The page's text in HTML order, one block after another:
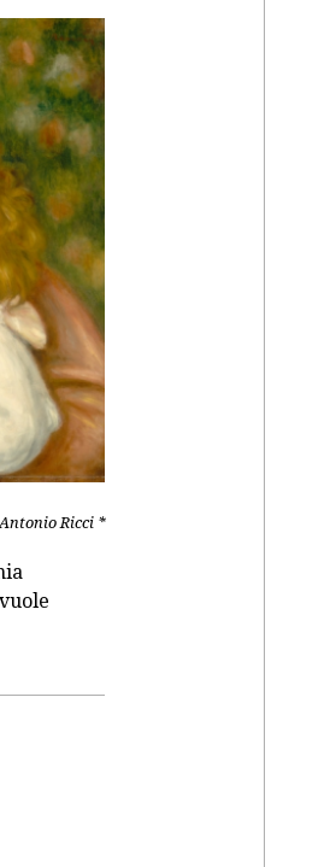
Ricci *